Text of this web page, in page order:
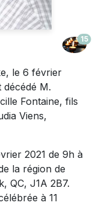
15
le 6 février
décédé M.
Fontaine, fils
Viens,
2021 de 9h à
la région de
QC, J1A 2B7.
à 11